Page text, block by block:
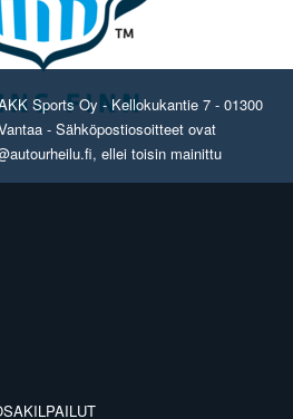
Sports Oy - Kellokukantie 7 - 01300
- Sähköpostiosoitteet ovat
ellei toisin mainittu